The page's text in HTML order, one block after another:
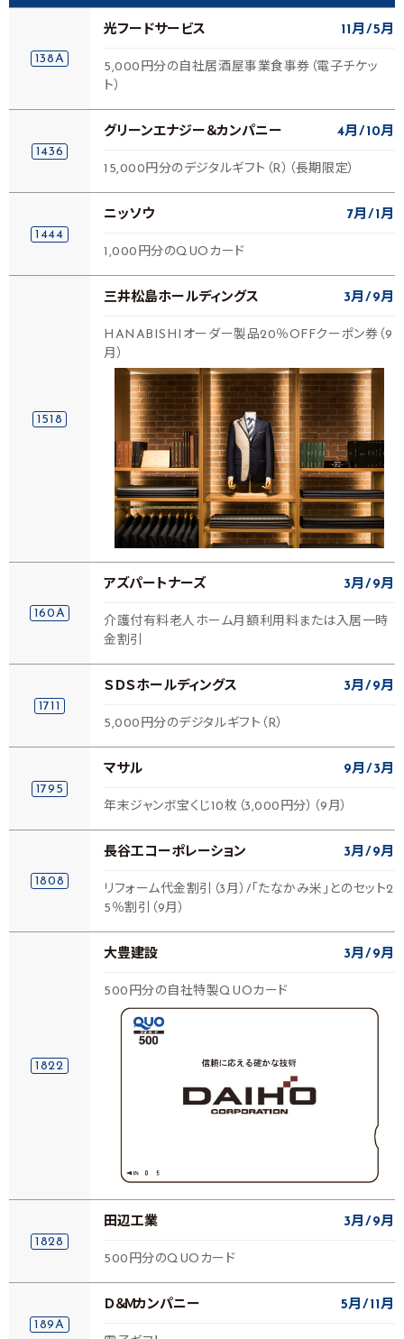
138A
光フードサービス 11月 5月
5,000円分の自社居酒屋事業食事券（電子チケッ
ト）
1436
グリーンエナジー＆カンパニー 4月 10月
15,000円分のデジタルギフト（R）（長期限定）
1444
ニッソウ 7月 1月
1,000円分のQUOカード
1518
三井松島ホールディングス 3月 9月
HANABISHIオーダー製品20％OFFクーポン券（9
月）
160A
アズパートナーズ 3月 9月
介護付有料老人ホーム月額利用料または入居一時
金割引
1711
ＳＤＳホールディングス 3月 9月
5,000円分のデジタルギフト（R）
1795
マサル 9月 3月
年末ジャンボ宝くじ10枚（3,000円分）（9月）
1808
長谷工コーポレーション 3月 9月
リフォーム代金割引（3月）/「たなかみ米」とのセット2
5％割引（9月）
1822
大豊建設 3月 9月
500円分の自社特製QUOカード
1828
田辺工業 3月 9月
500円分のQUOカード
189A
Ｄ＆Ｍカンパニー 5月 11月